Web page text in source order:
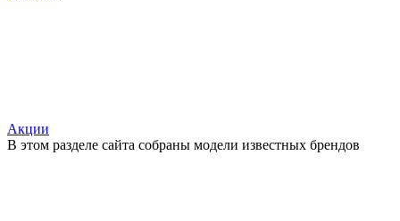
Акции
В этом разделе сайта собраны модели известных брендов